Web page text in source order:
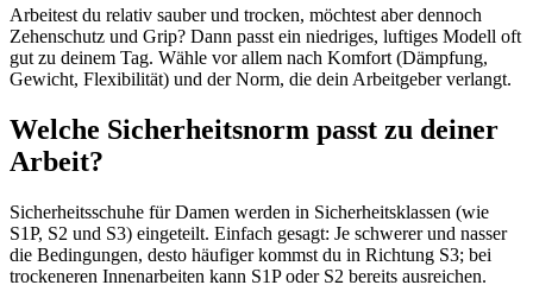
Arbeitest du relativ sauber und trocken, möchtest aber dennoch
Zehenschutz und Grip? Dann passt ein niedriges, luftiges Modell oft
gut zu deinem Tag. Wähle vor allem nach Komfort (Dämpfung,
Gewicht, Flexibilität) und der Norm, die dein Arbeitgeber verlangt.
Welche Sicherheitsnorm passt zu deiner
Arbeit?
Sicherheitsschuhe für Damen werden in Sicherheitsklassen (wie
S1P, S2 und S3) eingeteilt. Einfach gesagt: Je schwerer und nasser
die Bedingungen, desto häufiger kommst du in Richtung S3; bei
trockeneren Innenarbeiten kann S1P oder S2 bereits ausreichen.